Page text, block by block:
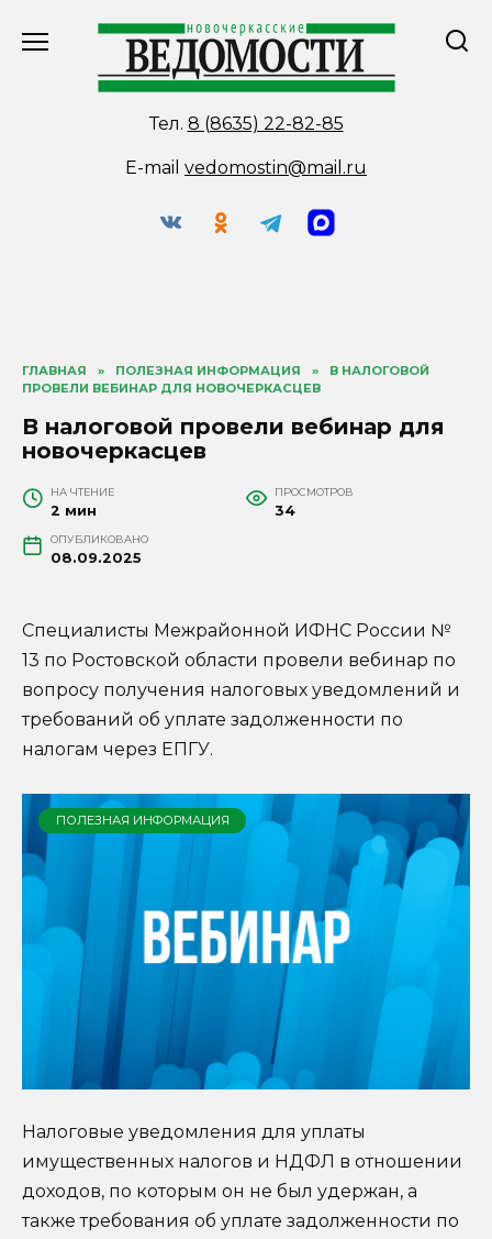
Тел. 8 (8635) 22-82-85
E-mail vedomostin@mail.ru
ГЛАВНАЯ » ПОЛЕЗНАЯ ИНФОРМАЦИЯ »
В НАЛОГОВОЙ
ПРОВЕЛИ ВЕБИНАР ДЛЯ НОВОЧЕРКАСЦЕВ
В налоговой провели вебинар для
новочеркасцев
НА ЧТЕНИЕ
2 мин
ПРОСМОТРОВ
34
ОПУБЛИКОВАНО
08.09.2025
Cпециалисты Межрайонной ИФНС России №
13 по Ростовской области провели вебинар по
вопросу получения налоговых уведомлений и
требований об уплате задолженности по
налогам через ЕПГУ.
ПОЛЕЗНАЯ ИНФОРМАЦИЯ
Налоговые уведомления для уплаты
имущественных налогов и НДФЛ в отношении
доходов, по которым он не был удержан, а
также требования об уплате задолженности по